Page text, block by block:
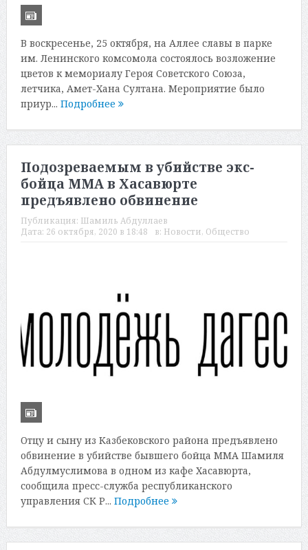
В воскресенье, 25 октября, на Аллее славы в парке
им. Ленинского комсомола состоялось возложение
цветов к мемориалу Героя Советского Союза,
летчика, Амет-Хана Султана. Мероприятие было
приур... Подробнее
Подозреваемым в убийстве экс-
бойца ММА в Хасавюрте
предъявлено обвинение
Публикация: Шамиль Абдуллаев
Дата: 26 октября, 2020 в 18:48 в: Новости, Общество
Отцу и сыну из Казбековского района предъявлено
обвинение в убийстве бывшего бойца ММА Шамиля
Абдулмуслимова в одном из кафе Хасавюрта,
сообщила пресс-служба республиканского
управления СК Р... Подробнее